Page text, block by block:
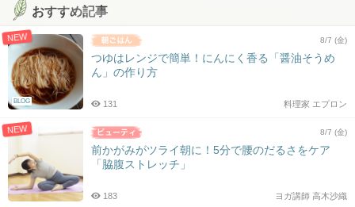
おすすめ記事
NEW
BLOG
8/7 (金)
つゆはレンジで簡単！にんにく香る「醤油そうめ
ん」の作り方
料理家 エプロン
131
NEW 8/7 (金)
前かがみがツライ朝に！5分で腰のだるさをケア
「脇腹ストレッチ」
ヨガ講師 高木沙織
183